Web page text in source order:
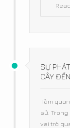
SỰ
CÂY
Tầm
sử.
vai trò